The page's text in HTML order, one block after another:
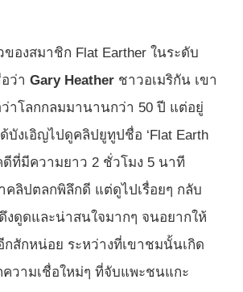
องสมาชิก Flat Earther ในระดับ
ว่า Gary Heather ชาวอเมริกัน เขา
าโลกกลมมานานกว่า 50 ปี แต่อยู่
บังเอิญไปดูคลิปยูทูปชื่อ ‘Flat Earth
ดีที่มีความยาว 2 ชั่วโมง 5 นาที
คลิปตลกพิลึกดี แต่ดูไปเรื่อยๆ กลับ
งดูดและน่าสนใจมากๆ จนอยากให้
สักหน่อย ระหว่างที่เขาชมนั้นเกิด
ความเชื่อใหม่ๆ ที่จับแพะชนแกะ